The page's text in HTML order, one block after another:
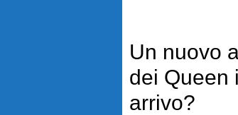
Un nuovo
dei Queen
arrivo?